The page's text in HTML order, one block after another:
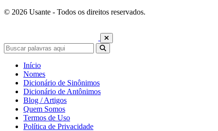
© 2026 Usante - Todos os direitos reservados.
Início
Nomes
Dicionário de Sinônimos
Dicionário de Antônimos
Blog / Artigos
Quem Somos
Termos de Uso
Política de Privacidade